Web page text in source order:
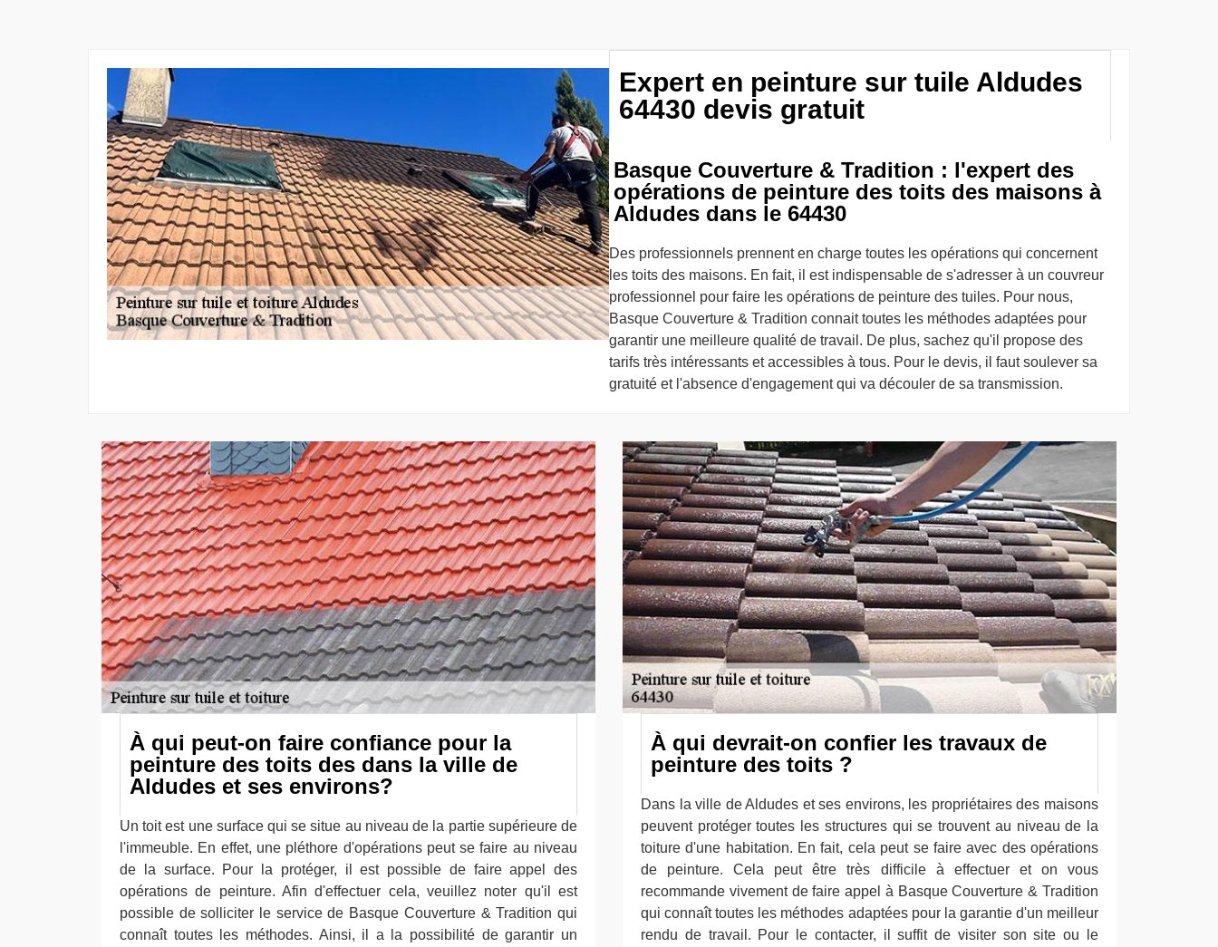
Expert en peinture sur tuile Aldudes
64430 devis gratuit
Basque Couverture & Tradition : l'expert des
opérations de peinture des toits des maisons à
Aldudes dans le 64430
Des professionnels prennent en charge toutes les opérations qui concernent
les toits des maisons. En fait, il est indispensable de s'adresser à un couvreur
professionnel pour faire les opérations de peinture des tuiles. Pour nous,
Basque Couverture & Tradition connait toutes les méthodes adaptées pour
garantir une meilleure qualité de travail. De plus, sachez qu'il propose des
tarifs très intéressants et accessibles à tous. Pour le devis, il faut soulever sa
gratuité et l'absence d'engagement qui va découler de sa transmission.
À qui peut-on faire confiance pour la
peinture des toits des dans la ville de
Aldudes et ses environs?
Un toit est une surface qui se situe au niveau de la partie supérieure de
l'immeuble. En effet, une pléthore d'opérations peut se faire au niveau
de la surface. Pour la protéger, il est possible de faire appel des
opérations de peinture. Afin d'effectuer cela, veuillez noter qu'il est
possible de solliciter le service de Basque Couverture & Tradition qui
connaît toutes les méthodes. Ainsi, il a la possibilité de garantir un
À qui devrait-on confier les travaux de
peinture des toits ?
Dans la ville de Aldudes et ses environs, les propriétaires des maisons
peuvent protéger toutes les structures qui se trouvent au niveau de la
toiture d'une habitation. En fait, cela peut se faire avec des opérations
de peinture. Cela peut être très difficile à effectuer et on vous
recommande vivement de faire appel à Basque Couverture & Tradition
qui connaît toutes les méthodes adaptées pour la garantie d'un meilleur
rendu de travail. Pour le contacter, il suffit de visiter son site ou le